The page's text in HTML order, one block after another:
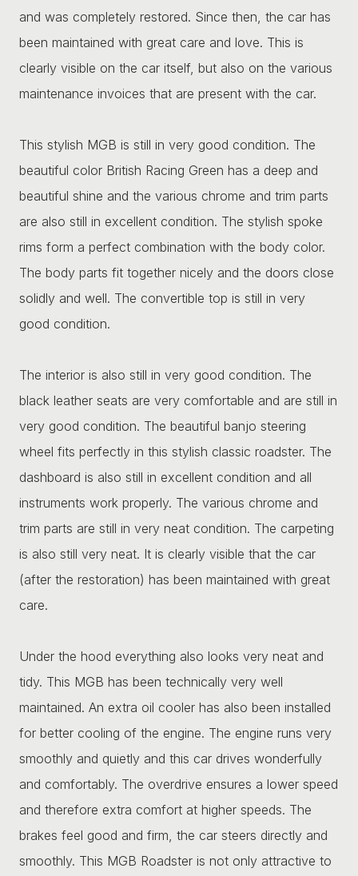
and was completely restored. Since then, the car has
been maintained with great care and love. This is
clearly visible on the car itself, but also on the various
maintenance invoices that are present with the car.
This stylish MGB is still in very good condition. The
beautiful color British Racing Green has a deep and
beautiful shine and the various chrome and trim parts
are also still in excellent condition. The stylish spoke
rims form a perfect combination with the body color.
The body parts fit together nicely and the doors close
solidly and well. The convertible top is still in very
good condition.
The interior is also still in very good condition. The
black leather seats are very comfortable and are still in
very good condition. The beautiful banjo steering
wheel fits perfectly in this stylish classic roadster. The
dashboard is also still in excellent condition and all
instruments work properly. The various chrome and
trim parts are still in very neat condition. The carpeting
is also still very neat. It is clearly visible that the car
(after the restoration) has been maintained with great
care.
Under the hood everything also looks very neat and
tidy. This MGB has been technically very well
maintained. An extra oil cooler has also been installed
for better cooling of the engine. The engine runs very
smoothly and quietly and this car drives wonderfully
and comfortably. The overdrive ensures a lower speed
and therefore extra comfort at higher speeds. The
brakes feel good and firm, the car steers directly and
smoothly. This MGB Roadster is not only attractive to